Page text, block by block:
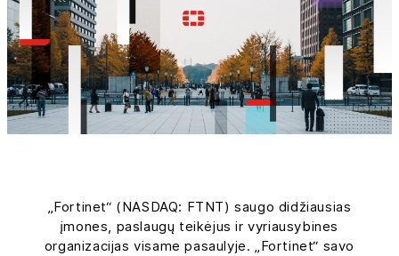
„Fortinet“ (NASDAQ: FTNT) saugo didžiausias
įmones, paslaugų teikėjus ir vyriausybines
organizacijas visame pasaulyje. „Fortinet“ savo